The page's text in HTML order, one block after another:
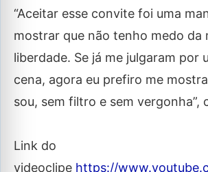
“Aceitar esse convite foi uma
mostrar que não tenho medo da
liberdade. Se já me julgaram por
cena, agora eu prefiro me
sou, sem filtro e sem vergonha”,
Link do
videoclipe https://